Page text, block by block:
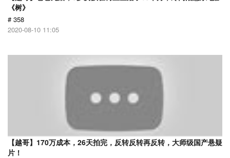
《树》
# 358
2020-08-10 11:05
【越哥】170万成本，26天拍完，反转反转再反转，大师级国产悬疑
片！